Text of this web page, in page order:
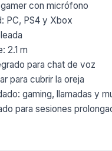
con micrófono
PC, PS4 y Xbox
2.1 m
para chat de voz
para cubrir la oreja
gaming, llamadas y
para sesiones